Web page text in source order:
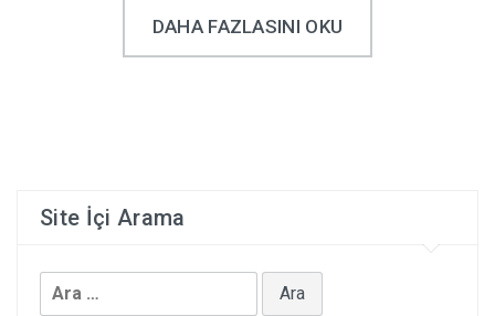
HOSTEL KÜLTÜRÜ-DIKKAT EDILMESI GEREKENLER
DAHA FAZLASINI OKU
Site İçi Arama
Arama: